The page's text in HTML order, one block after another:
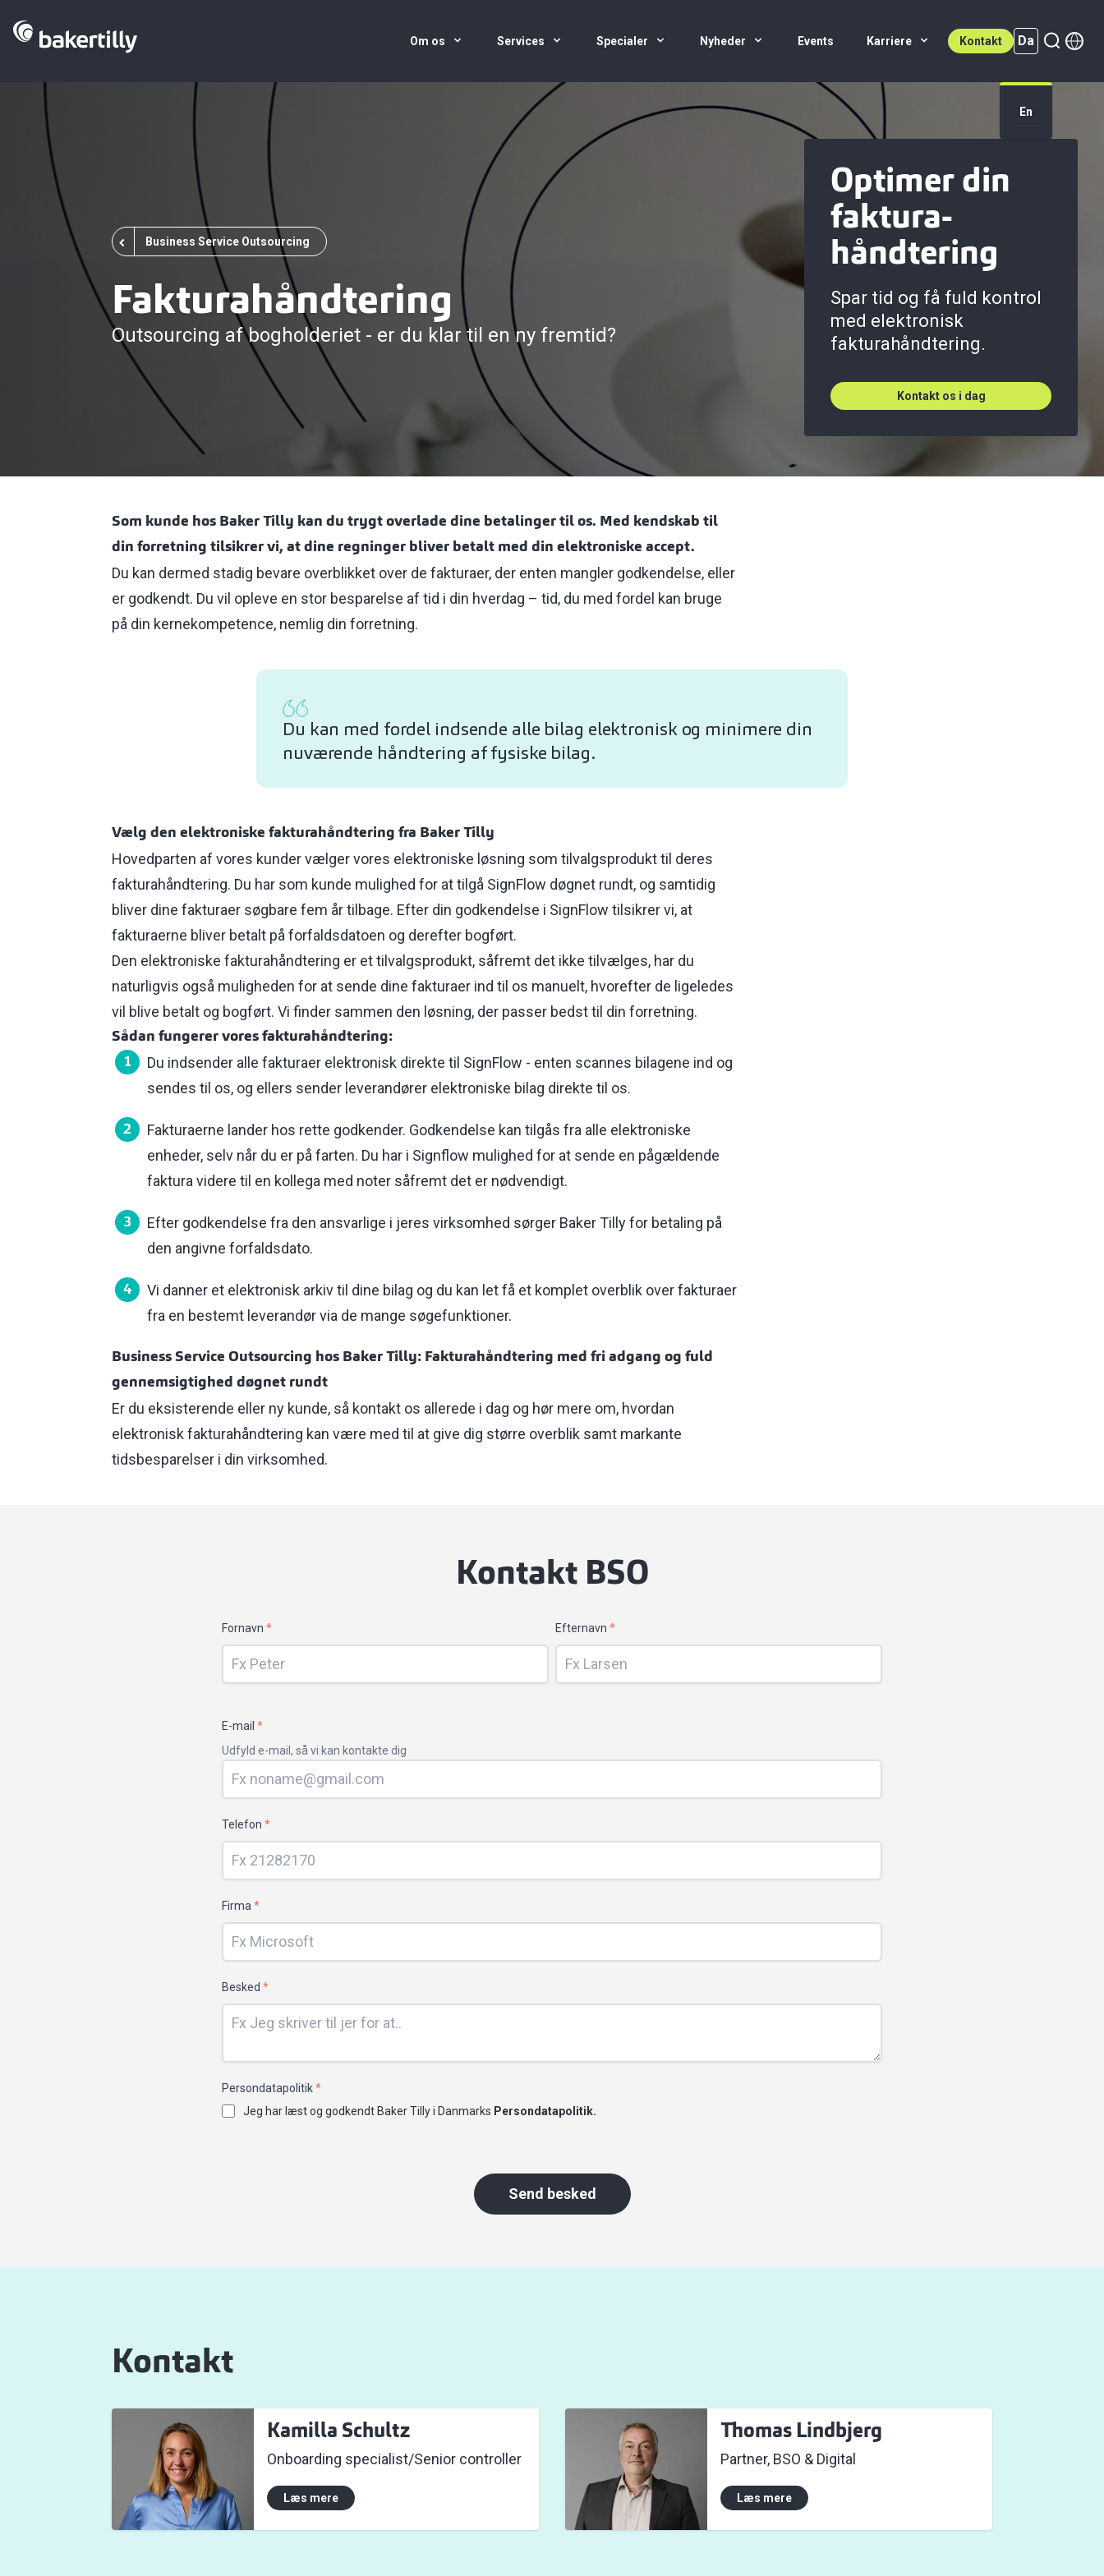
Om os Services Specialer Nyheder Events Karriere Kontakt Da
Da (active)
En
Business Service Outsourcing
Fakturahåndtering
Outsourcing af bogholderiet - er du klar til en ny fremtid?
Optimer din
faktura-
håndtering
Spar tid og få fuld kontrol
med elektronisk
fakturahåndtering.
Kontakt os i dag
Som kunde hos Baker Tilly kan du trygt overlade dine betalinger til os. Med kendskab til
din forretning tilsikrer vi, at dine regninger bliver betalt med din elektroniske accept.
Du kan dermed stadig bevare overblikket over de fakturaer, der enten mangler godkendelse, eller
er godkendt. Du vil opleve en stor besparelse af tid i din hverdag – tid, du med fordel kan bruge
på din kernekompetence, nemlig din forretning.
Du kan med fordel indsende alle bilag elektronisk og minimere din
nuværende håndtering af fysiske bilag.
Vælg den elektroniske fakturahåndtering fra Baker Tilly
Hovedparten af vores kunder vælger vores elektroniske løsning som tilvalgsprodukt til deres
fakturahåndtering. Du har som kunde mulighed for at tilgå SignFlow døgnet rundt, og samtidig
bliver dine fakturaer søgbare fem år tilbage. Efter din godkendelse i SignFlow tilsikrer vi, at
fakturaerne bliver betalt på forfaldsdatoen og derefter bogført.
Den elektroniske fakturahåndtering er et tilvalgsprodukt, såfremt det ikke tilvælges, har du
naturligvis også muligheden for at sende dine fakturaer ind til os manuelt, hvorefter de ligeledes
vil blive betalt og bogført. Vi finder sammen den løsning, der passer bedst til din forretning.
Sådan fungerer vores fakturahåndtering:
Du indsender alle fakturaer elektronisk direkte til SignFlow - enten scannes bilagene ind og
sendes til os, og ellers sender leverandører elektroniske bilag direkte til os.
Fakturaerne lander hos rette godkender. Godkendelse kan tilgås fra alle elektroniske
enheder, selv når du er på farten. Du har i Signflow mulighed for at sende en pågældende
faktura videre til en kollega med noter såfremt det er nødvendigt.
Efter godkendelse fra den ansvarlige i jeres virksomhed sørger Baker Tilly for betaling på
den angivne forfaldsdato.
Vi danner et elektronisk arkiv til dine bilag og du kan let få et komplet overblik over fakturaer
fra en bestemt leverandør via de mange søgefunktioner.
Business Service Outsourcing hos Baker Tilly: Fakturahåndtering med fri adgang og fuld
gennemsigtighed døgnet rundt
Er du eksisterende eller ny kunde, så kontakt os allerede i dag og hør mere om, hvordan
elektronisk fakturahåndtering kan være med til at give dig større overblik samt markante
tidsbesparelser i din virksomhed.
Kontakt BSO
Dit
navn
Fornavn * Efternavn *
E-mail *
Udfyld e-mail, så vi kan kontakte dig
Telefon *
Firma *
Besked *
Persondatapolitik*
Jeg har læst og godkendt Baker Tilly i Danmarks Persondatapolitik.
Send besked
Kontakt
Kamilla Schultz
Onboarding specialist/Senior controller
Læs mere
Thomas Lindbjerg
Partner, BSO & Digital
Læs mere